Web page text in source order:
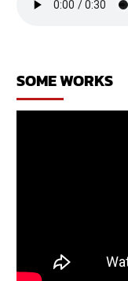
รี
SOME WORKS